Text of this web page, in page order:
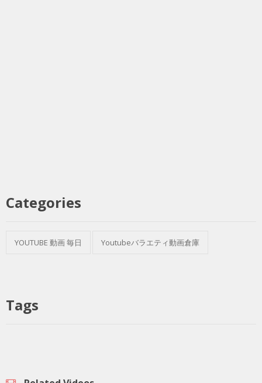
Categories
YOUTUBE 動画 毎日 Youtubeバラエティ動画倉庫
Tags